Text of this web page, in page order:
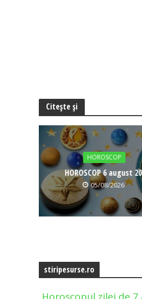
Citește și
HOROSCOP
HOROSCOP 6 august
05/08/2026
stiripesurse.ro